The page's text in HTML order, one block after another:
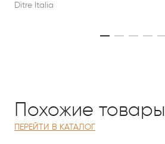
Ditre Italia
Похожие товары
ПЕРЕЙТИ В КАТАЛОГ